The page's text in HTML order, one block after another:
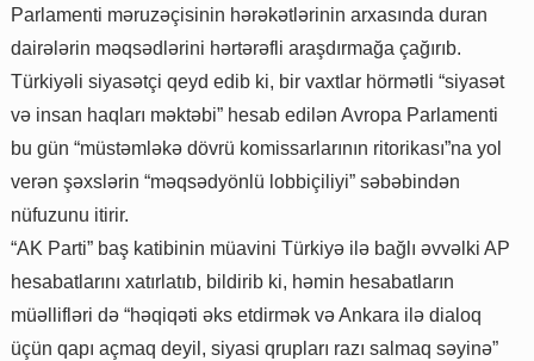
Parlamenti məruzəçisinin hərəkətlərinin arxasında duran
dairələrin məqsədlərini hərtərəfli araşdırmağa çağırıb.
Türkiyəli siyasətçi qeyd edib ki, bir vaxtlar hörmətli “siyasət
və insan haqları məktəbi” hesab edilən Avropa Parlamenti
bu gün “müstəmləkə dövrü komissarlarının ritorikası”na yol
verən şəxslərin “məqsədyönlü lobbiçiliyi” səbəbindən
nüfuzunu itirir.
“AK Parti” baş katibinin müavini Türkiyə ilə bağlı əvvəlki AP
hesabatlarını xatırlatıb, bildirib ki, həmin hesabatların
müəllifləri də “həqiqəti əks etdirmək və Ankara ilə dialoq
üçün qapı açmaq deyil, siyasi qrupları razı salmaq səyinə”